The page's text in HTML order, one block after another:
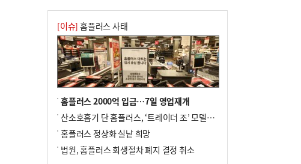
10 서울 중랑구서 흉기 난동…60대 남성 2명
사망
[이슈] 홈플러스 사태
홈플러스 2000억 입금…7일 영업재개
산소호흡기 단 홈플러스, ‘트레이더 조’ 모델로 살아날까
홈플러스 정상화 실낱 희망
법원, 홈플러스 회생절차 폐지 결정 취소